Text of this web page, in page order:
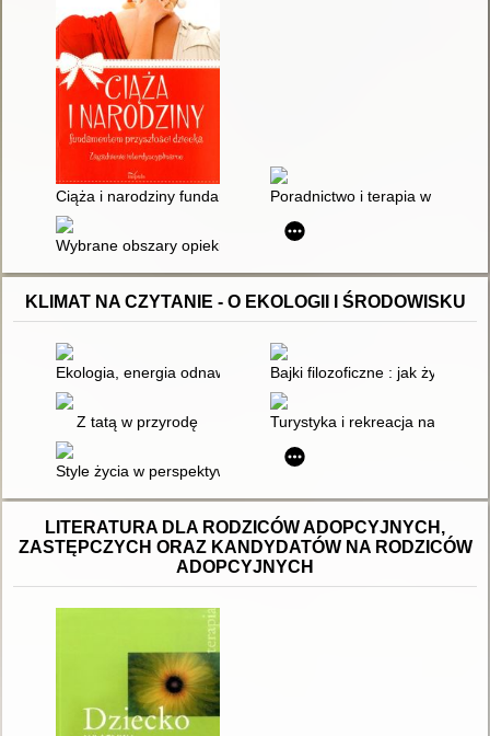
Ciąża i narodziny fundamentem przyszłości dziecka :
Poradnictwo i terapia w żałobie
Wybrane obszary opieki : konteksty historyczne i
KLIMAT NA CZYTANIE - O EKOLOGII I ŚRODOWISKU
Ekologia, energia odnawialna, ocieplenie klimatu, recykling
Bajki filozoficzne : jak żyć na
Z tatą w przyrodę Turystyka i rekreacja na
Style życia w perspektywie zrównoważonego rozwoju
LITERATURA DLA RODZICÓW ADOPCYJNYCH,
ZASTĘPCZYCH ORAZ KANDYDATÓW NA RODZICÓW
ADOPCYJNYCH